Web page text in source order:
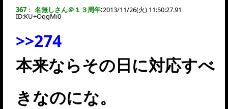
367 ： 名無しさん＠１３周年:2013/11/26(火) 11:50:27.91
ID:KU+OqgMi0
>>274
本来ならその日に対応すべ
きなのにな。